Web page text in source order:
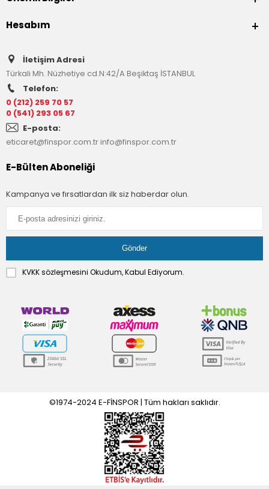
Hesabım
İletişim Adresi
Türkali Mh. Nüzhetiye cd.N:42/A Beşiktaş İSTANBUL
Telefon:
0 (212) 259 70 57
0 (541) 293 05 67
E-posta:
eticaret@finspor.com.trinfo@finspor.com.tr
E-Bülten Aboneliği
Kampanya ve fırsatlardan ilk siz haberdar olun.
KVKK sözleşmesini Okudum, Kabul Ediyorum.
©1974-2024 E-FİNSPOR | Tüm hakları saklıdır.